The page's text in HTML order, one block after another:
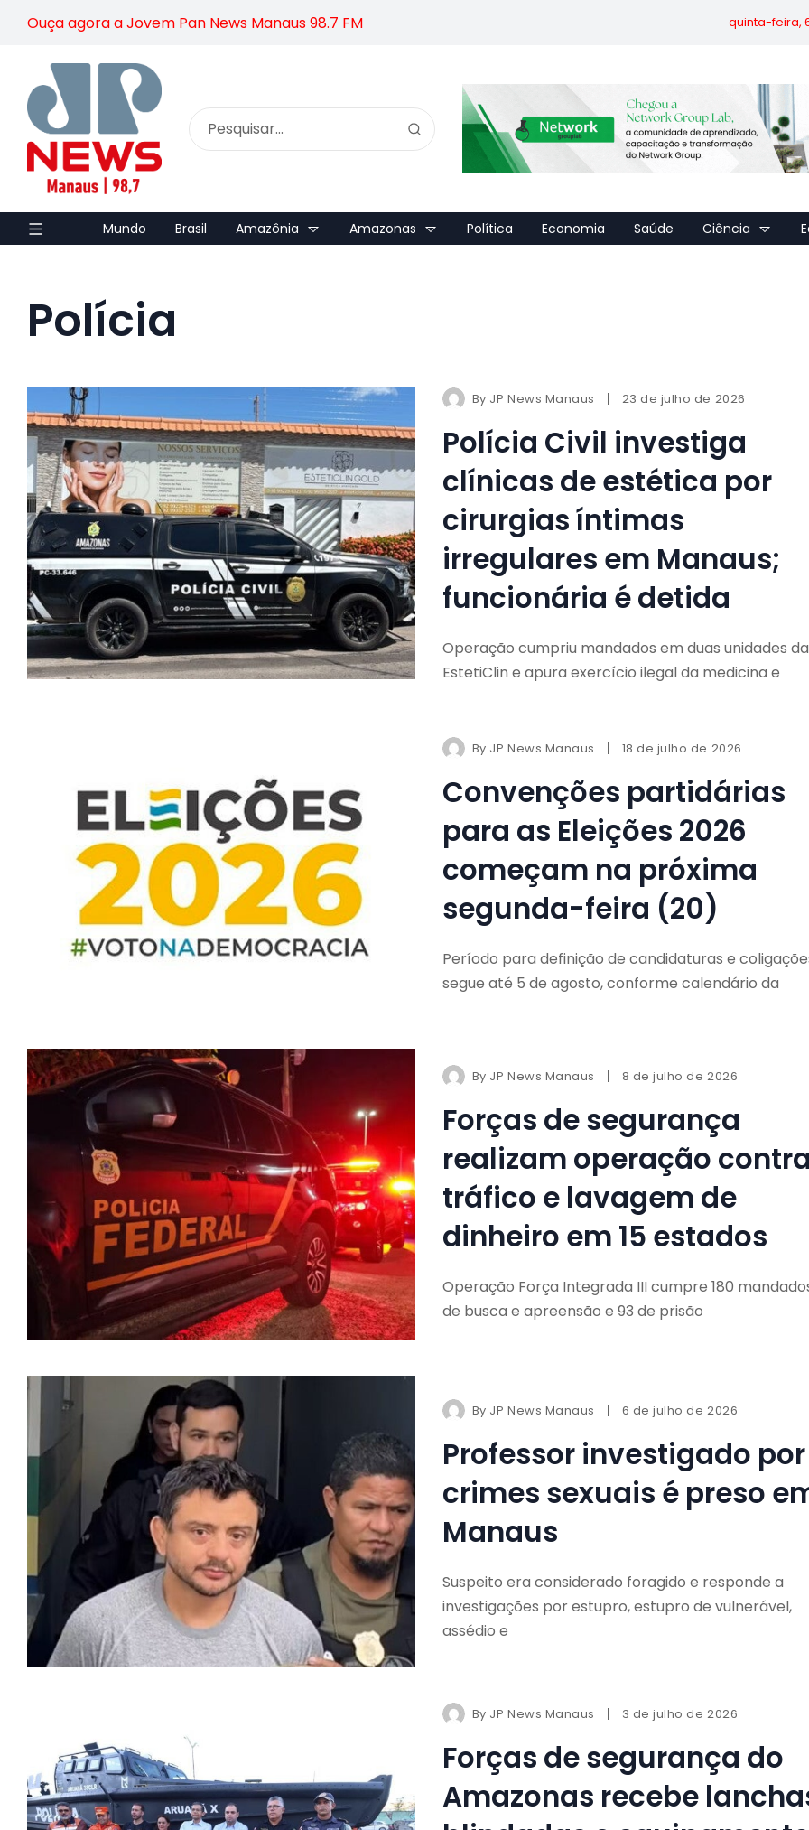
Ouça agora a Jovem Pan News Manaus 98.7 FM quinta-feira,
Mundo Brasil Amazônia Amazonas Política Economia Saúde Ciência
Polícia
By JP News Manaus 23 de julho de 2026
Polícia Civil investiga
clínicas de estética por
cirurgias íntimas
irregulares em Manaus;
funcionária é detida
Operação cumpriu mandados em duas unidades da
EstetiClin e apura exercício ilegal da medicina e
By JP News Manaus 18 de julho de 2026
Convenções partidárias
para as Eleições 2026
começam na próxima
segunda-feira (20)
Período para definição de candidaturas e
segue até 5 de agosto, conforme calendário da
By JP News Manaus 8 de julho de 2026
Forças de segurança
realizam operação
tráfico e lavagem de
dinheiro em 15 estados
Operação Força Integrada III cumpre 180
de busca e apreensão e 93 de prisão
By JP News Manaus 6 de julho de 2026
Professor investigado por
crimes sexuais é preso
Manaus
Suspeito era considerado foragido e responde a
investigações por estupro, estupro de vulnerável,
assédio e
By JP News Manaus 3 de julho de 2026
Forças de segurança do
Amazonas recebe